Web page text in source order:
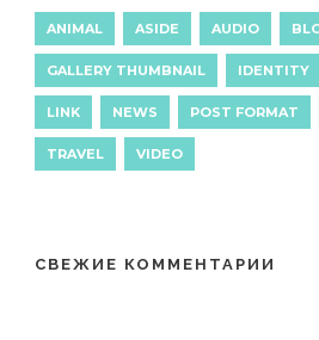
ANIMAL ASIDE AUDIO
GALLERY THUMBNAIL IDENTITY
LINK NEWS POST FORMAT
TRAVEL VIDEO
СВЕЖИЕ КОММЕНТАРИИ